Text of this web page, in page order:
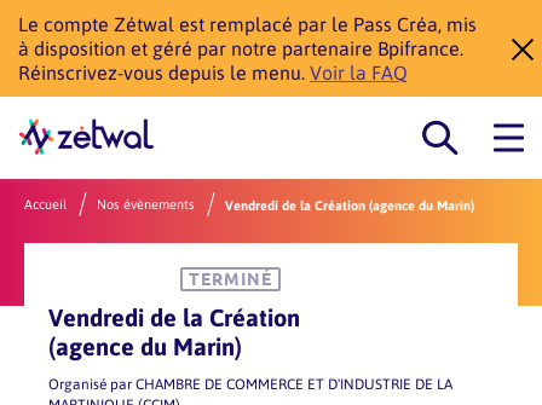
Le compte Zétwal est remplacé par le Pass Créa, mis
à disposition et géré par notre partenaire Bpifrance.
Réinscrivez-vous depuis le menu.Voir la FAQ
Accueil Nos évènements Vendredi de la Création (agence du Marin)
Vendredi de la Création
(agence du Marin)
Organisé parCHAMBRE DE COMMERCE ET D'INDUSTRIE DE LA
TERMINÉ